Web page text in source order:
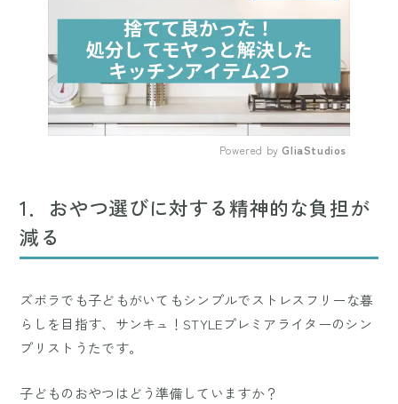
Powered by GliaStudios
1．おやつ選びに対する精神的な負担が
減る
ズボラでも子どもがいてもシンプルでストレスフリーな暮
らしを目指す、サンキュ！STYLEプレミアライターのシン
プリストうたです。
子どものおやつはどう準備していますか？